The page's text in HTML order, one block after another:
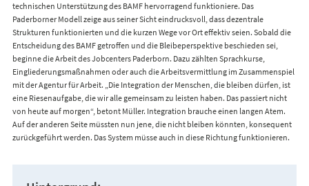
technischen Unterstützung des BAMF hervorragend funktioniere. Das
Paderborner Modell zeige aus seiner Sicht eindrucksvoll, dass dezentrale
Strukturen funktionierten und die kurzen Wege vor Ort effektiv seien. Sobald die
Entscheidung des BAMF getroffen und die Bleibeperspektive beschieden sei,
beginne die Arbeit des Jobcenters Paderborn. Dazu zählten Sprachkurse,
Eingliederungsmaßnahmen oder auch die Arbeitsvermittlung im Zusammenspiel
mit der Agentur für Arbeit. „Die Integration der Menschen, die bleiben dürfen, ist
eine Riesenaufgabe, die wir alle gemeinsam zu leisten haben. Das passiert nicht
von heute auf morgen“, betont Müller. Integration brauche einen langen Atem.
Auf der anderen Seite müssten nun jene, die nicht bleiben könnten, konsequent
zurückgeführt werden. Das System müsse auch in diese Richtung funktionieren.